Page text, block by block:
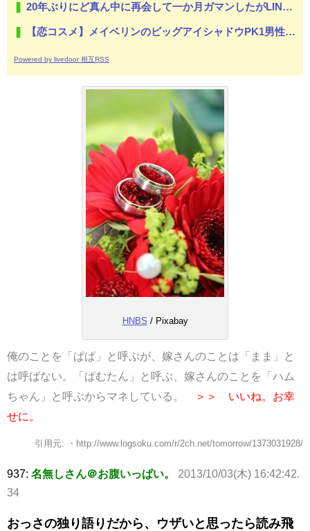
20年ぶりにど真ん中に再会して一か月ガマンしたがLINEで「たまに二人で昔話ができる友達になろう」的なメッセ送信した。昨日まで既読無視
【恋コスメ】メイベリンのビッグアイシャドウPK1男性からの評判めちゃくちゃ良い。
Powered by livedoor 相互RSS
HNBS / Pixabay
俺のことを「ぱぱ」と呼ぶが、嫁さんのことは「まま」と
は呼ばない。
「ぱむたん」と呼ぶ、嫁さんのことを「ハム
ちゃん」と呼ぶからマネしている。
＞＞ いいね。お幸
せに。
引用元: ・http://www.logsoku.com/r/2ch.net/tomorrow/1373031928/
937: 名無しさん＠お腹いっぱい。
2013/10/03(木) 16:42:42.
34
おっさの独り語りだから、ウザいと思ったら読み飛